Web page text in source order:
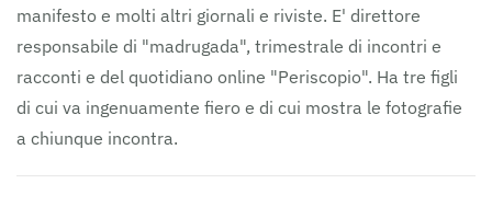
manifesto e molti altri giornali e riviste. E' direttore
responsabile di "madrugada", trimestrale di incontri e
racconti e del quotidiano online "Periscopio". Ha tre figli
di cui va ingenuamente fiero e di cui mostra le fotografie
a chiunque incontra.